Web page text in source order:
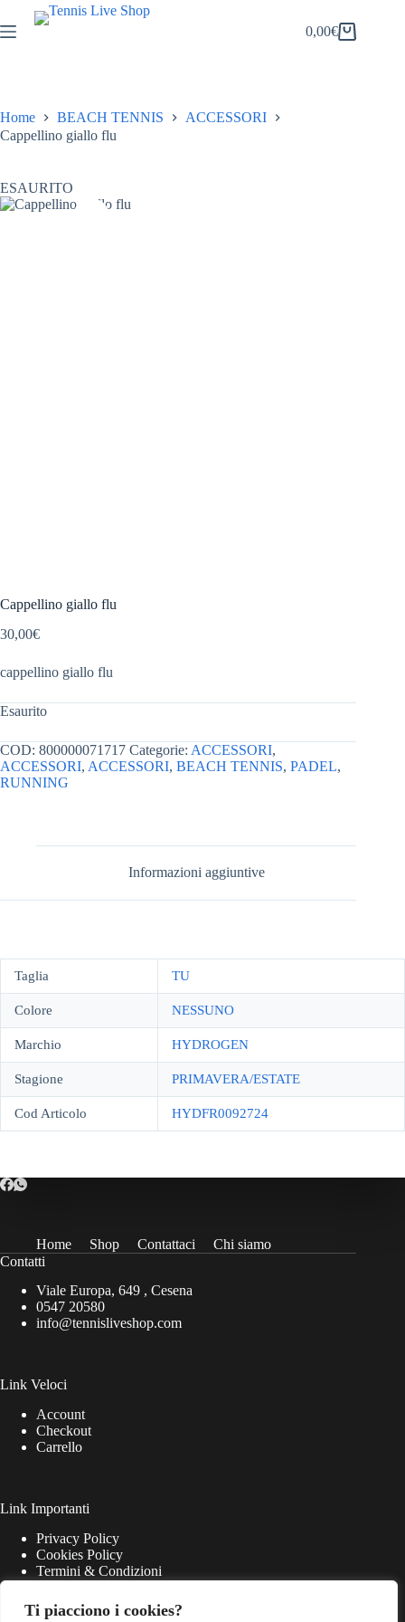
Ti piacciono i cookies?
al
contenuto
Carrello
0,00€
Home BEACH TENNIS
ACCESSORI
Cappellino giallo flu
ESAURITO
Cappellino giallo flu
30,00€
cappellino giallo flu
Esaurito
COD: 800000071717 Categorie: ACCESSORI,
ACCESSORI, ACCESSORI, BEACH TENNIS, PADEL,
RUNNING
Informazioni aggiuntive
Taglia TU
Colore NESSUNO
Marchio HYDROGEN
Stagione PRIMAVERA/ESTATE
Cod Articolo HYDFR0092724
Home Shop Contattaci
Chi siamo
Contatti
Viale Europa, 649 , Cesena
0547 20580
info@tennisliveshop.com
Link Veloci
Account
Checkout
Carrello
Link Importanti
Privacy Policy
Cookies Policy
Termini & Condizioni